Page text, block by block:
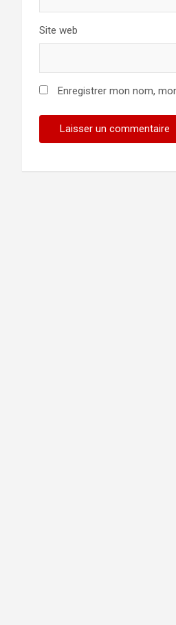
Site web
Enregistrer mon nom,